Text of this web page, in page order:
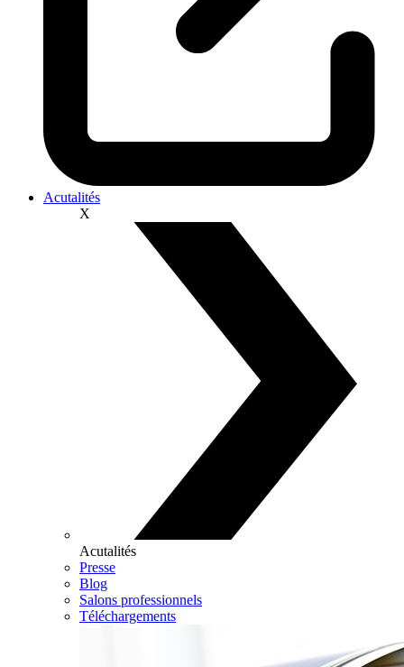
Acutalités
X
Acutalités
Presse
Blog
Salons professionnels
Téléchargements